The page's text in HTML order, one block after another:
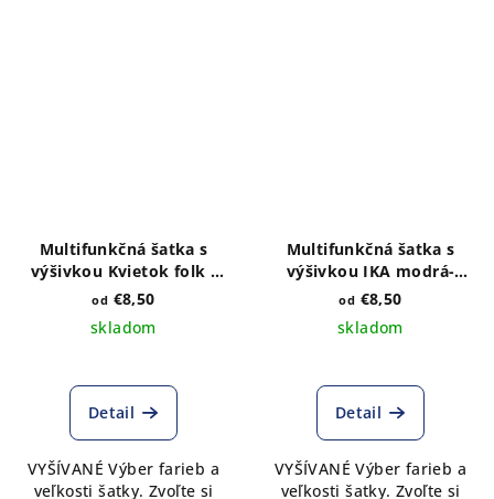
Multifunkčná šatka s
výšivkou Kvietok folk -
výber farieb a veľkosti
od €8,50
skladom
Detail
VYŠÍVANÉ Výber farieb a
veľkosti šatky. Zvoľte si
Multifunkčná šatka s
výšivkou IKA modrá-
výber farieb a veľkosti
od €8,50
skladom
Detail
VYŠÍVANÉ Výber farieb a
veľkosti šatky. Zvoľte si